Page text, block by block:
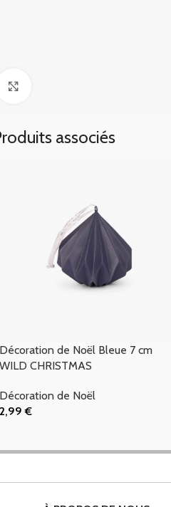
associés
Décoration de Noël Bleue 7 cm
WILD CHRISTMAS
Décoration de Noël
2,99€